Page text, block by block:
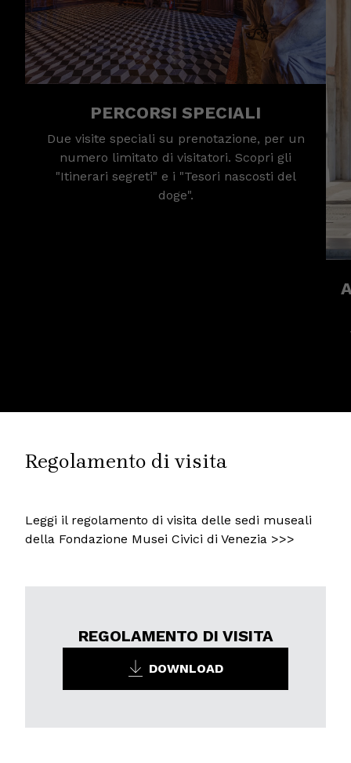
PERCORSI SPECIALI
Due visite speciali su prenotazione, per un
numero limitato di visitatori. Scopri gli
"Itinerari segreti" e i "Tesori nascosti del
doge".
Regolamento di visita
Leggi il regolamento di visita delle sedi museali
della Fondazione Musei Civici di Venezia >>>
REGOLAMENTO DI VISITA
DOWNLOAD